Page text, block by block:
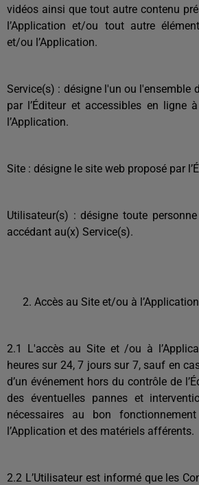
vidéos ainsi que tout autre contenu
l’Application et/ou tout autre
et/ou l’Application.
Service(s) : désigne l'un ou l'ensemble
par l’Éditeur et accessibles en ligne
l’Application.
Site : désigne le site web proposé par
Utilisateur(s) : désigne toute
accédant au(x) Service(s).
Accès au Site et/ou à l’Application
2.1 L'accès au Site et /ou à
heures sur 24, 7 jours sur 7, sauf en
d’un événement hors du contrôle de
des éventuelles pannes et
nécessaires au bon
l’Application et des matériels afférents.
2.2 L’Utilisateur est informé que les